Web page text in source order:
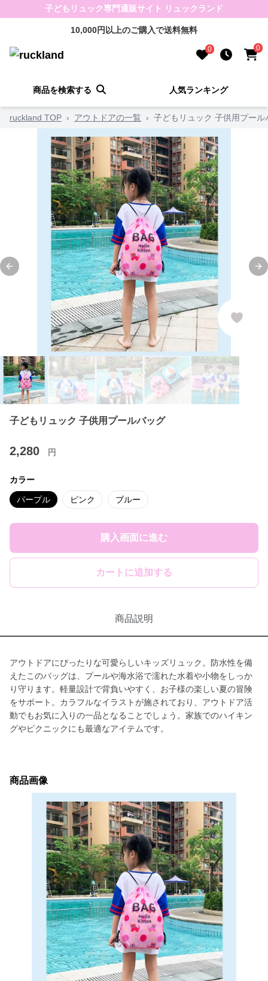
子どもリュック専門通販サイト リュックランド
10,000円以上のご購入で送料無料
0 0
商品を検索する 人気ランキング
ruckland TOP › アウトドアの一覧 › 子どもリュック 子供用プール
Previous slide
子どもリュック 子供用プールバッグ
2,280 円
カラー
パープル ピンク ブルー
購入画面に進む
カートに追加する
商品説明
アウトドアにぴったりな可愛らしいキッズリュック。防水性を備
えたこのバッグは、プールや海水浴で濡れた水着や小物をしっか
り守ります。軽量設計で背負いやすく、お子様の楽しい夏の冒険
をサポート。カラフルなイラストが施されており、アウトドア活
動でもお気に入りの一品となることでしょう。家族でのハイキン
グやピクニックにも最適なアイテムです。
商品画像